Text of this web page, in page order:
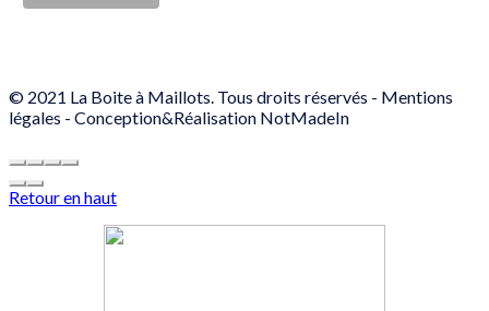
© 2021 La Boite à Maillots. Tous droits réservés - Mentions
légales - Conception&Réalisation NotMadeIn
Retour en haut